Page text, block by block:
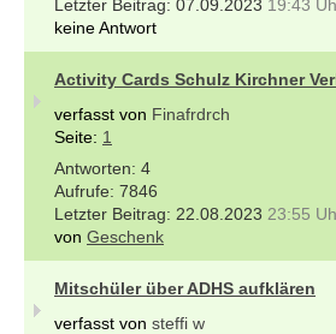
07.09.2023 19:43
keine Antwort
Activity Cards Schulz Kirchner
verfasst von Finafrdrch
Seite: 1
4
7846
22.08.2023 23:55
von Geschenk
Mitschüler über ADHS aufklären
verfasst von steffi w